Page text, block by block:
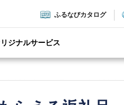
ふるなびカタログ
ジナルサービス